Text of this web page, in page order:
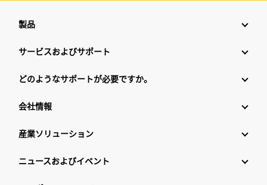
製品
サービスおよびサポート
どのようなサポートが必要ですか。
会社情報
産業ソリューション
ニュースおよびイベント